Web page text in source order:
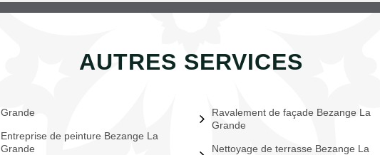
AUTRES SERVICES
Grande
Entreprise de peinture Bezange La
Grande
Ravalement de façade Bezange La
Grande
Nettoyage de terrasse Bezange La